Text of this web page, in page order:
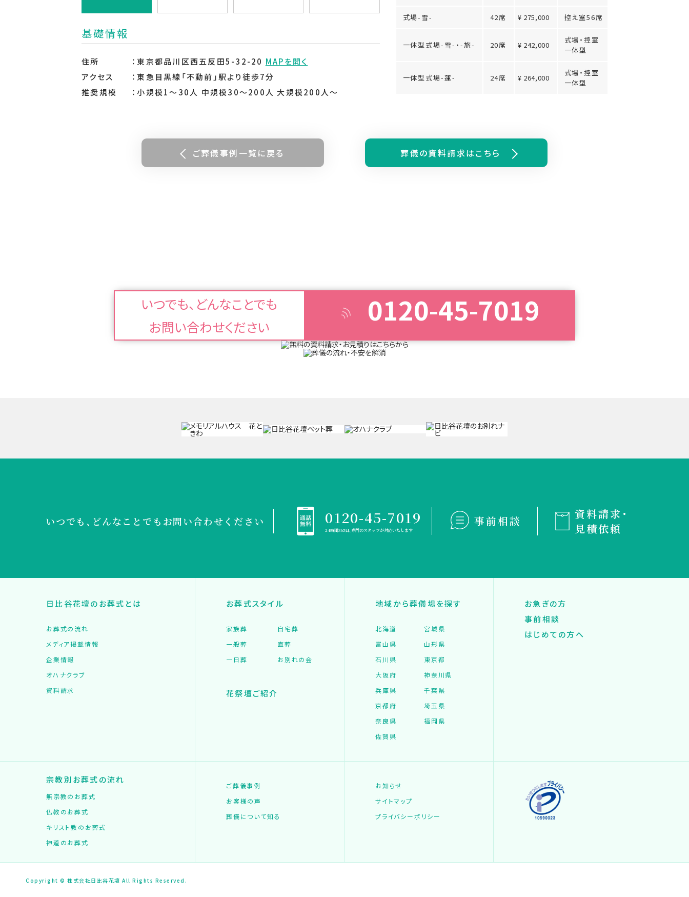
基礎情報
住所 東京都品川区西五反田5-32-20 MAPを開く
アクセス
東急目黒線「不動前」駅より徒歩7分
推奨規模
小規模1～30人 中規模30～200人 大規模200人～
式場-雪- 42席 ¥ 275,000 控え室56席
一体型式場-雪-・-旅- 20席 ¥ 242,000
式場・控室
一体型
一体型式場-蓮- 24席 ¥ 264,000
式場・控室
一体型
ご葬儀事例⼀覧に戻る 葬儀の資料請求はこちら
いつでも、どんなことでも
お問い合わせください
0120-45-7019
いつでも、どんなことでも お問い合わせください 0120-45-7019
24時間365日、専門のスタッフが対応いたします
事前相談
資料請求・
見積依頼
日比谷花壇のお葬式とは
お葬式の流れ
メディア掲載情報
企業情報
オハナクラブ
資料請求
お葬式スタイル
家族葬
自宅葬
一般葬
直葬
一日葬
お別れの会
花祭壇ご紹介
地域から葬儀場を探す
北海道
宮城県
富山県
山形県
石川県
東京都
大阪府
神奈川県
兵庫県
千葉県
京都府
埼玉県
奈良県
福岡県
佐賀県
お急ぎの方
事前相談
はじめての方へ
宗教別お葬式の流れ
無宗教のお葬式
仏教のお葬式
キリスト教のお葬式
神道のお葬式
ご葬儀事例
お客様の声
葬儀について知る
お知らせ
サイトマップ
プライバシーポリシー
Copyright © 株式会社日比谷花壇 All Rights Reserved.